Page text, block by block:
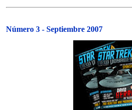
Número 3 - Septiembre 2007